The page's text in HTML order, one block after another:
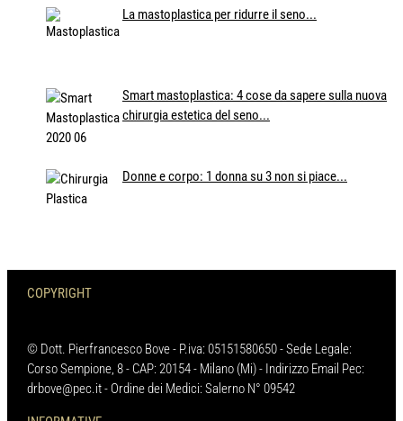
La mastoplastica per ridurre il seno...
Smart mastoplastica: 4 cose da sapere sulla nuova
chirurgia estetica del seno...
Donne e corpo: 1 donna su 3 non si piace...
COPYRIGHT
© Dott. Pierfrancesco Bove - P.iva: 05151580650 - Sede Legale:
Corso Sempione, 8 - CAP: 20154 - Milano (Mi) - Indirizzo Email Pec:
drbove@pec.it - Ordine dei Medici: Salerno N° 09542